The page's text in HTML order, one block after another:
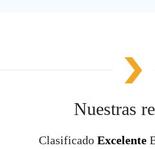
Nuestras
Clasificado Excelente